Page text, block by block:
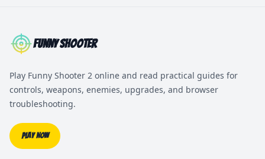
Funny Shooter
Play Funny Shooter 2 online and read practical guides for
controls, weapons, enemies, upgrades, and browser
troubleshooting.
Play Now